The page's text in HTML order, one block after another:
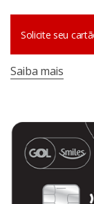
Solicite seu
Saiba mais